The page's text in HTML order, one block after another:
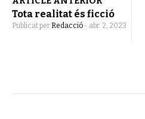
Tota realitat és ficció
Publicat per Redacció - abr. 2, 2023